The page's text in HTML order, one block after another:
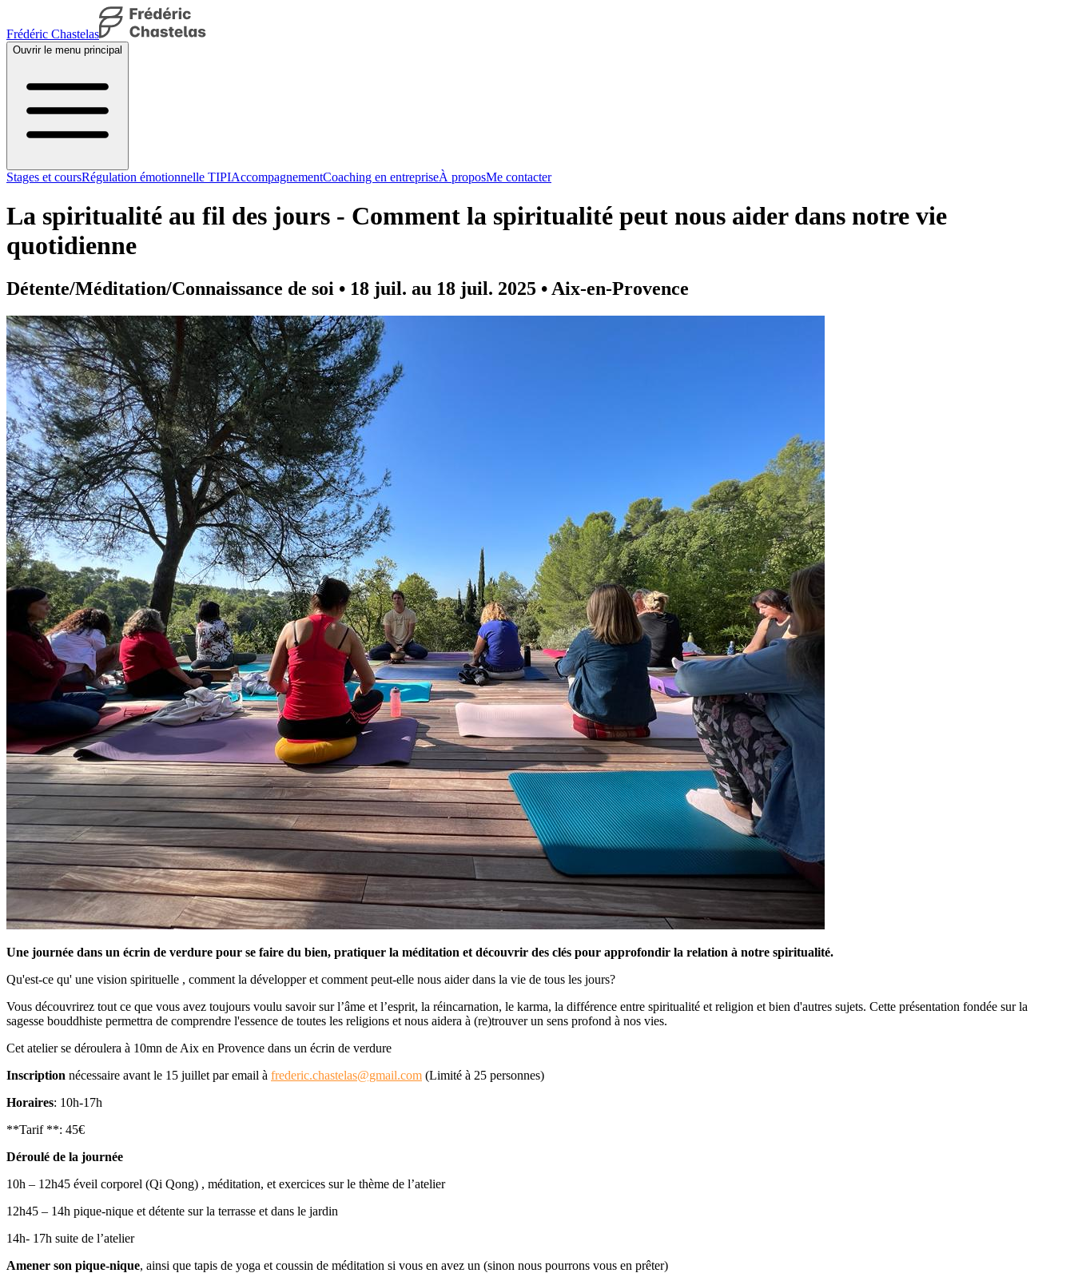
Frédéric Chastelas
Ouvrir le menu principal
Stages et coursRégulation émotionnelle TIPIAccompagnementCoaching en entrepriseÀ proposMe contacter
La spiritualité au fil des jours - Comment la spiritualité peut nous aider dans notre vie
quotidienne
Détente/Méditation/Connaissance de soi • 18 juil. au 18 juil. 2025 • Aix-en-Provence
Une journée dans un écrin de verdure pour se faire du bien, pratiquer la méditation et découvrir des clés pour approfondir la relation à notre spiritualité.
Qu'est-ce qu' une vision spirituelle , comment la développer et comment peut-elle nous aider dans la vie de tous les jours?
Vous découvrirez tout ce que vous avez toujours voulu savoir sur l’âme et l’esprit, la réincarnation, le karma, la différence entre spiritualité et religion et bien d'autres sujets. Cette présentation fondée sur la
sagesse bouddhiste permettra de comprendre l'essence de toutes les religions et nous aidera à (re)trouver un sens profond à nos vies.
Cet atelier se déroulera à 10mn de Aix en Provence dans un écrin de verdure
Inscription nécessaire avant le 15 juillet par email à frederic.chastelas@gmail.com (Limité à 25 personnes)
Horaires: 10h-17h
**Tarif **: 45€
Déroulé de la journée
10h – 12h45 éveil corporel (Qi Qong) , méditation, et exercices sur le thème de l’atelier
12h45 – 14h pique-nique et détente sur la terrasse et dans le jardin
14h- 17h suite de l’atelier
Amener son pique-nique, ainsi que tapis de yoga et coussin de méditation si vous en avez un (sinon nous pourrons vous en prêter)